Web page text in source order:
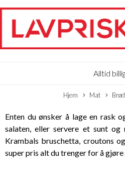
Alltid
Hjem Mat
Enten du ønsker å lage en rask
salaten, eller servere et sunt
Krambals bruschetta, croutons
super pris alt du trenger for å